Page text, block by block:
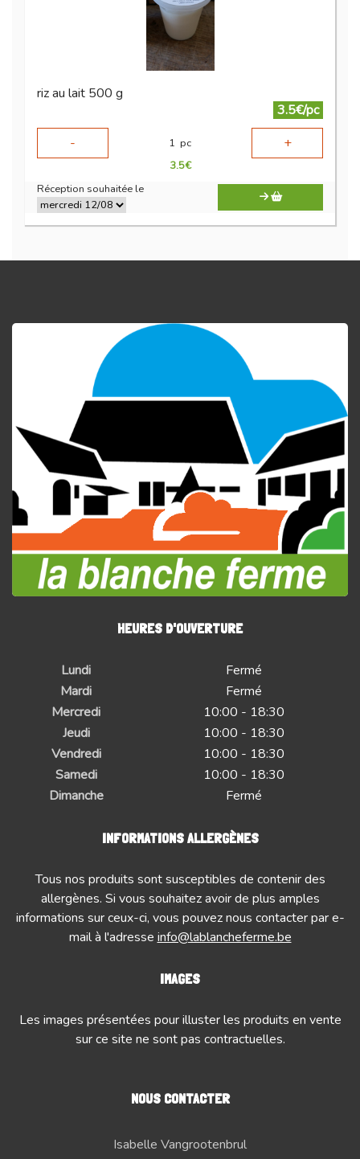
riz au lait 500 g
3.5€/pc
-
1 pc +
3.5€
Réception souhaitée le
HEURES D'OUVERTURE
Lundi
Fermé
Mardi
Fermé
Mercredi
10:00 - 18:30
Jeudi
10:00 - 18:30
Vendredi
10:00 - 18:30
Samedi
10:00 - 18:30
Dimanche
Fermé
INFORMATIONS ALLERGÈNES
Tous nos produits sont susceptibles de contenir des
allergènes. Si vous souhaitez avoir de plus amples
informations sur ceux-ci, vous pouvez nous contacter par e-
mail à l'adresse info@lablancheferme.be
IMAGES
Les images présentées pour illuster les produits en vente
sur ce site ne sont pas contractuelles.
NOUS CONTACTER
Isabelle Vangrootenbrul